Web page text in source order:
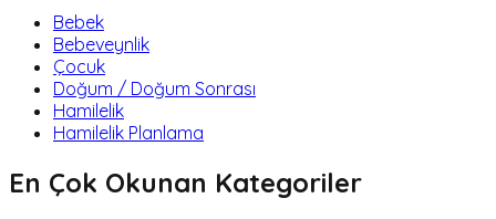
Bebek
Bebeveynlik
Çocuk
Doğum / Doğum Sonrası
Hamilelik
Hamilelik Planlama
En Çok Okunan Kategoriler